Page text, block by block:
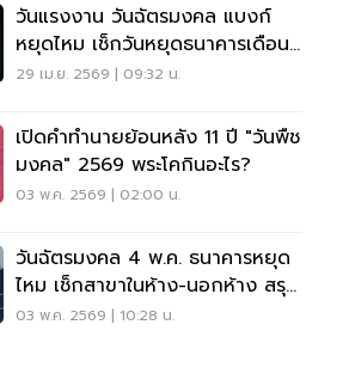
วันแรงงาน วันฉัตรมงคล แบงก์
หยุดไหม เช็กวันหยุดธนาคารเดือน
พ.ค.69 ที่นี่
29 เม.ย. 2569 | 09:32 น.
เปิดคำทำนายย้อนหลัง 11 ปี "วันพืช
มงคล" 2569 พระโคกินอะไร?
03 พ.ค. 2569 | 02:00 น.
วันฉัตรมงคล 4 พ.ค. ธนาคารหยุด
ไหม เช็กสาขาในห้าง-นอกห้าง สรุป
วันหยุดพ.ค.ที่นี่
03 พ.ค. 2569 | 10:28 น.